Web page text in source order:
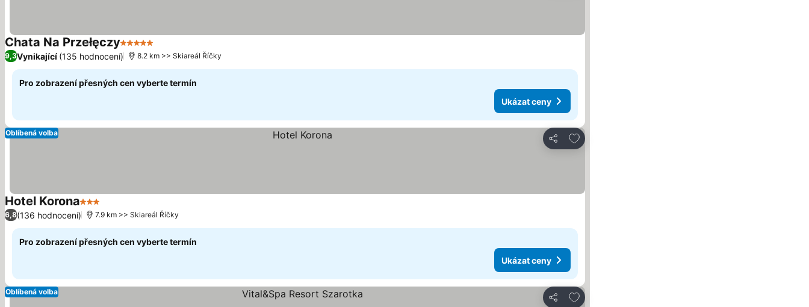
Chata Na Przełęczy5 Počet hvězdiček
9,3Vynikající (135 hodnocení) 8.2 km >> Skiareál Říčky
Pro zobrazení přesných cen vyberte termín
Ukázat ceny
Sdílet
Přidat na seznam oblíbených hotelů
Oblíbená volba
Hotel Korona3 Počet hvězdiček
6,8(136 hodnocení) 7.9 km >> Skiareál Říčky
Pro zobrazení přesných cen vyberte termín
Ukázat ceny
Sdílet
Přidat na seznam oblíbených hotelů
Oblíbená volba